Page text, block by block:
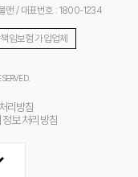
맨 / 대표번호 : 1800-1234
임보험 가입업체
리방침
보 처리방침